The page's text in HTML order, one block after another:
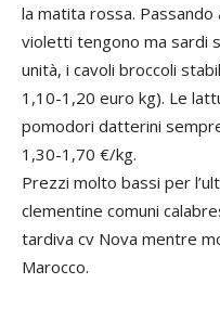
la matita rossa.
violetti tengono ma sardi
unità, i cavoli broccoli
1,10-1,20 euro kg). Le
pomodori datterini
1,30-1,70 €/kg.
Prezzi molto bassi per
clementine comuni
tardiva cv Nova mentre
Marocco.